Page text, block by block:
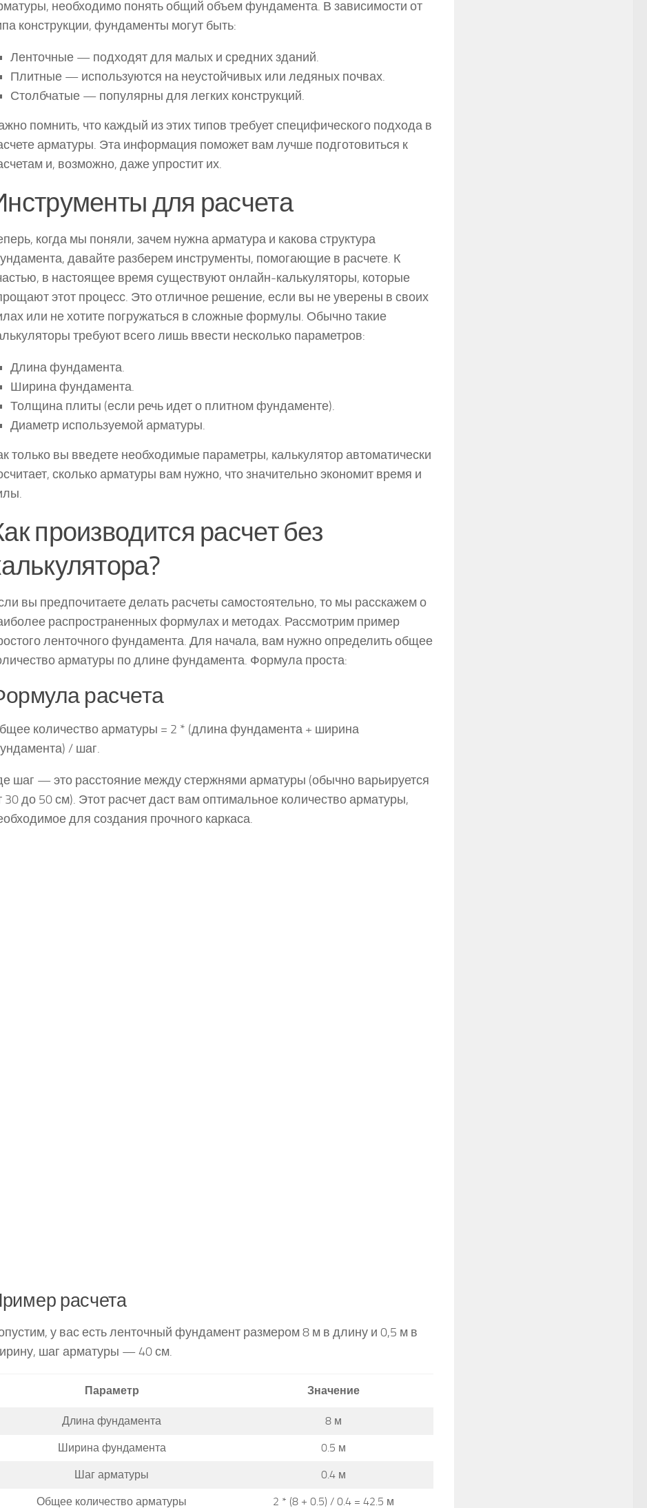
необходимо понять общий объем фундамента. В зависимости от
конструкции, фундаменты могут быть:
Ленточные — подходят для малых и средних зданий.
Плитные — используются на неустойчивых или ледяных почвах.
Столбчатые — популярны для легких конструкций.
помнить, что каждый из этих типов требует специфического подхода в
арматуры. Эта информация поможет вам лучше подготовиться к
и, возможно, даже упростит их.
для расчета
когда мы поняли, зачем нужна арматура и какова структура
давайте разберем инструменты, помогающие в расчете. К
в настоящее время существуют онлайн-калькуляторы, которые
этот процесс. Это отличное решение, если вы не уверены в своих
или не хотите погружаться в сложные формулы. Обычно такие
требуют всего лишь ввести несколько параметров:
Длина фундамента.
Ширина фундамента.
Толщина плиты (если речь идет о плитном фундаменте).
Диаметр используемой арматуры.
только вы введете необходимые параметры, калькулятор автоматически
сколько арматуры вам нужно, что значительно экономит время и
производится расчет без
вы предпочитаете делать расчеты самостоятельно, то мы расскажем о
распространенных формулах и методах. Рассмотрим пример
ленточного фундамента. Для начала, вам нужно определить общее
арматуры по длине фундамента. Формула проста:
расчета
количество арматуры = 2 * (длина фундамента + ширина
/ шаг.
шаг — это расстояние между стержнями арматуры (обычно варьируется
30 до 50 см). Этот расчет даст вам оптимальное количество арматуры,
для создания прочного каркаса.
расчета
у вас есть ленточный фундамент размером 8 м в длину и 0,5 м в
шаг арматуры — 40 см.
Параметр Значение
Длина фундамента 8 м
Ширина фундамента 0.5 м
Шаг арматуры 0.4 м
Общее количество арматуры 2 * (8 + 0.5) / 0.4 = 42.5 м